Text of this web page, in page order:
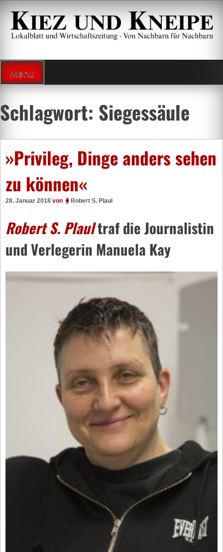
Zum
Inhalt
springen
Menu
Schlagwort: Siegessäule
»Privileg, Dinge anders sehen
zu können«
28. Januar 2018 von Robert S. Plaul
Robert S. Plaultraf die Journalistin
und Verlegerin Manuela Kay